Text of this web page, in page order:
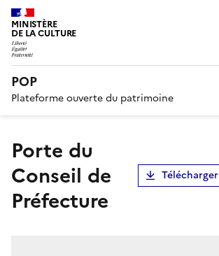
MINISTÈRE
DE LA CULTURE
POP
Plateforme ouverte du patrimoine
Porte du
Conseil de
Préfecture
Télécharger